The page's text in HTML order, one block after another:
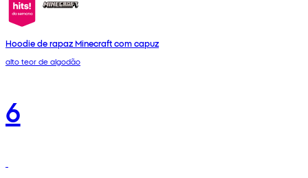
Hoodie de rapaz Minecraft com capuz
alto teor de algodão
6